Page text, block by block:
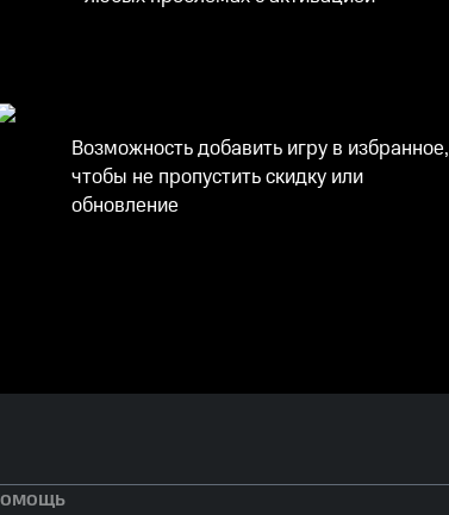
Возможность добавить игру в избранное,
чтобы не пропустить скидку или
обновление